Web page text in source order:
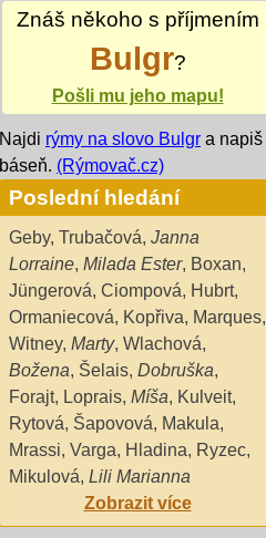
Znáš někoho s příjmením
Bulgr?
Pošli mu jeho mapu!
Najdi rýmy na slovo Bulgr a napiš
báseň. (Rýmovač.cz)
Poslední hledání
Geby, Trubačová, Janna
Lorraine, Milada Ester, Boxan,
Jüngerová, Ciompová, Hubrt,
Ormaniecová, Kopřiva, Marques,
Witney, Marty, Wlachová,
Božena, Šelais, Dobruška,
Forajt, Loprais, Míša, Kulveit,
Rytová, Šapovová, Makula,
Mrassi, Varga, Hladina, Ryzec,
Mikulová, Lili Marianna
Zobrazit více